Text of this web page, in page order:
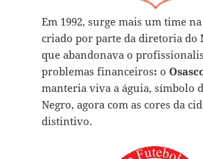
Em 1992, surge mais um time
criado por parte da diretoria do
que abandonava o
problemas financeiros: o
manteria viva a águia, símbolo
Negro, agora com as cores da
distintivo.